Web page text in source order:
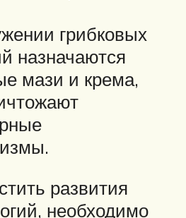
грибковых
назначаются
мази и крема,
развития
необходимо